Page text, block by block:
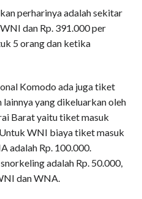
perharinya adalah sekitar
dan Rp. 391.000 per
5 orang dan ketika
Komodo ada juga tiket
yang dikeluarkan oleh
Barat yaitu tiket masuk
WNI biaya tiket masuk
adalah Rp. 100.000.
adalah Rp. 50.000,
dan WNA.